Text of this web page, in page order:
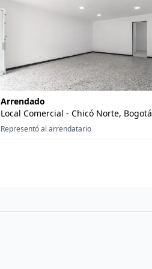
Arrendado
Local Comercial - Chicó Norte, Bogotá
Representó al arrendatario